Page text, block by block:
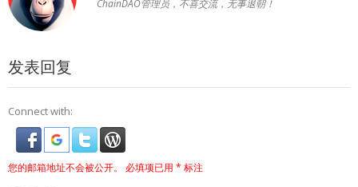
ChainDAO管理员，不喜交流，无事退朝！
发表回复
Connect with:
您的邮箱地址不会被公开。 必填项已用 * 标注